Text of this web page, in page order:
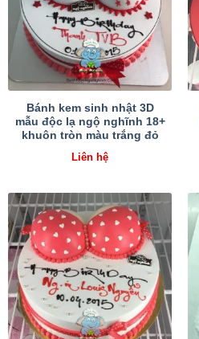
Bánh kem sinh nhật 3D
mẫu độc lạ ngộ nghĩnh 18+
khuôn tròn màu trắng đỏ
Liên hệ